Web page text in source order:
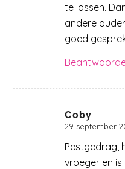
te lossen.
andere
goed
Coby
zegt:
29 september
Pestgedrag,
vroeger en